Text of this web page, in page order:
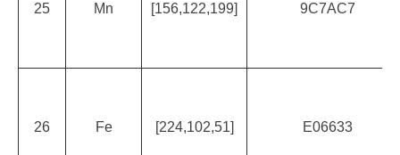
25 Mn [156,122,199] 9C7AC7
26 Fe [224,102,51] E06633